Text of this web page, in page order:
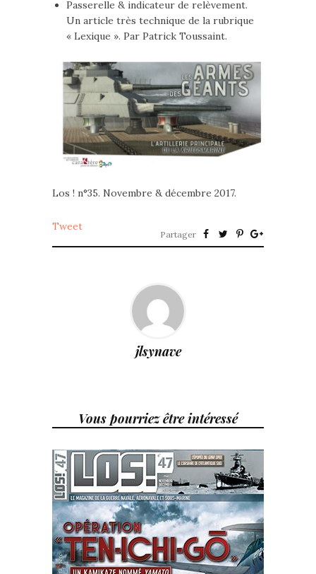
Passerelle & indicateur de relèvement.
Un article très technique de la rubrique
« Lexique ». Par Patrick Toussaint.
Los ! n°35. Novembre & décembre 2017.
Tweet
Partager
jlsynave
Vous pourriez être intéressé